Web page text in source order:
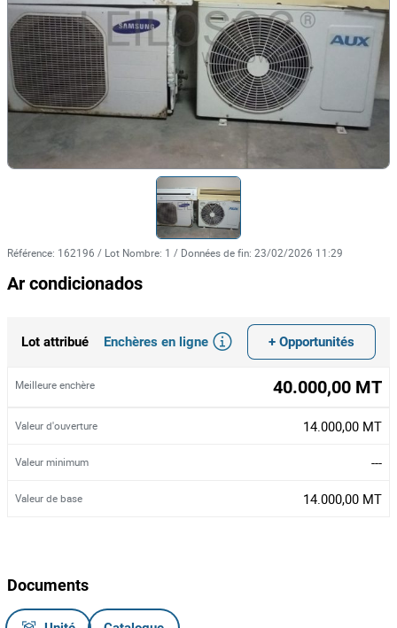
Référence: 162196 / Lot Nombre: 1 / Données de fin: 23/02/2026 11:29
Ar condicionados
Lot attribué Enchères en ligne + Opportunités
Meilleure enchère 40.000,00 MT
Valeur d'ouverture 14.000,00 MT
Valeur minimum ---
Valeur de base 14.000,00 MT
Documents